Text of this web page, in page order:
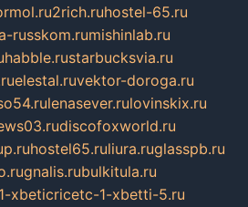
2rich.ruhostel-65.ru
russkom.rumishinlab.ru
habble.rustarbucksvia.ru
elestal.ruvektor-doroga.ru
lenasever.rulovinskix.ru
discofoxworld.ru
hostel65.ruliura.ruglasspb.ru
gnalis.rubulkitula.ru
1-xbeticricetc-1-xbetti-5.ru